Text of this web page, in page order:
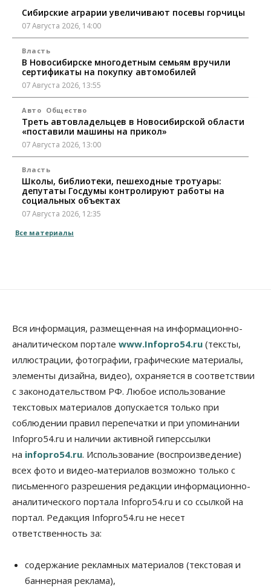
Сибирские аграрии увеличивают посевы горчицы
07 Августа 2026, 14:00
Власть
В Новосибирске многодетным семьям вручили
сертификаты на покупку автомобилей
07 Августа 2026, 13:55
Авто Общество
Треть автовладельцев в Новосибирской области
«поставили машины на прикол»
07 Августа 2026, 13:00
Власть
Школы, библиотеки, пешеходные тротуары:
депутаты Госдумы контролируют работы на
социальных объектах
07 Августа 2026, 12:35
Общество
07 Августа 2026, 11:30
Общество
Деньгами будут распоряжаться дети: в десяти
школах Новосибирской области введут
инициативное бюджетирование
Общество Право&Порядок
В Новосибирске руководителя отдела полиции
заключили под стражу
07 Августа 2026, 10:15
Общество
Недели жары повлияли на урожай в
Новосибирской области, но режима ЧС не будет
07 Августа 2026, 10:00
выстраивают системы защиты от атак БПЛА
07 Августа 2026, 09:00
Все материалы
Вся информация, размещенная на информационно-
аналитическом портале www.Infopro54.ru (тексты,
иллюстрации, фотографии, графические материалы,
элементы дизайна, видео), охраняется в соответствии
с законодательством РФ. Любое использование
текстовых материалов допускается только при
соблюдении правил перепечатки и при упоминании
Infopro54.ru и наличии активной гиперссылки
на infopro54.ru. Использование (воспроизведение)
всех фото и видео-материалов возможно только с
письменного разрешения редакции информационно-
аналитического портала Infopro54.ru и со ссылкой на
портал. Редакция Infopro54.ru не несет
ответственность за:
содержание рекламных материалов (текстовая и
баннерная реклама),